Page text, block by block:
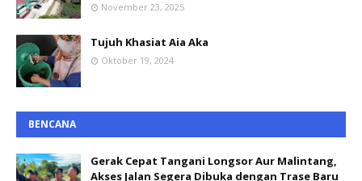
November 23, 2025
Tujuh Khasiat Aia Aka
Oktober 19, 2024
BENCANA
Gerak Cepat Tangani Longsor Aur Malintang,
Akses Jalan Segera Dibuka dengan Trase Baru